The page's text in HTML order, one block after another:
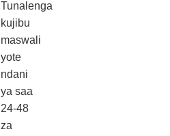
Tunalenga
kujibu
maswali
yote
ndani
ya saa
24-48
za